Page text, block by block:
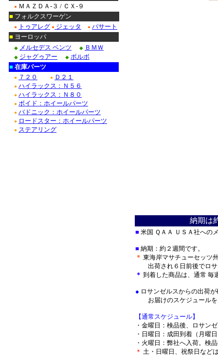
納期は
■ 米国 ＱＡＡ ＵＳＡ社への
■ 納期：約２週間です。
＊ 東海岸マサチューセッツ
出荷され６日前後でロ
＊ 到着した商品は、通常 毎
● ロサンゼルスからの出荷
お届けのスケジュールを
【通常スケジュール】
・金曜日：検品後、ロサン
・日曜日：成田到着（月曜
・火曜日：弊社へ入荷。検
＊ 土・日曜日、祝祭日など
● ＭＡＺＤＡ-３ / ＣＸ-９
■ フォルクスワーゲン
● トゥアレグ ● ジェッタ ● パサート
■ ヨーロッパ
◆ メルセデス ベンツ ◆ ＢＭＷ
◆ ジャグゥアー ◆ ボルボ
■ 在庫パーツ
● ７２０ ● Ｄ２１
● ハイラックス：Ｎ５６
● ハイラックス：Ｎ８０
● ボイド：ホイールパーツ
● バドニック：ホイールパーツ
● ロードスター：ホイールパーツ
● ステアリング